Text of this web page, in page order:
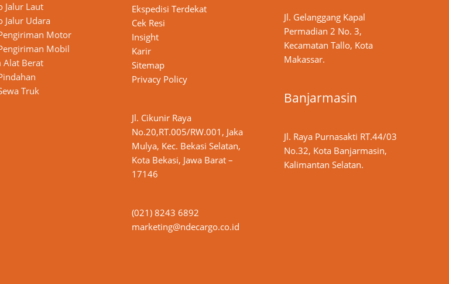
Jalur Laut
Jalur Udara
Motor
Mobil
Alat Berat
Truk
Ekspedisi Terdekat
Cek Resi
Insight
Karir
Sitemap
Privacy Policy
Jl. Cikunir Raya
No.20,RT.005/RW.001, Jaka
Mulya, Kec. Bekasi Selatan,
Kota Bekasi, Jawa Barat –
17146
(021) 8243 6892
marketing@ndecargo.co.id
Jl. Gelanggang Kapal
Permadian 2 No. 3,
Kecamatan Tallo, Kota
Makassar.
Banjarmasin
Jl. Raya Purnasakti RT.44/03
No.32, Kota Banjarmasin,
Kalimantan Selatan.